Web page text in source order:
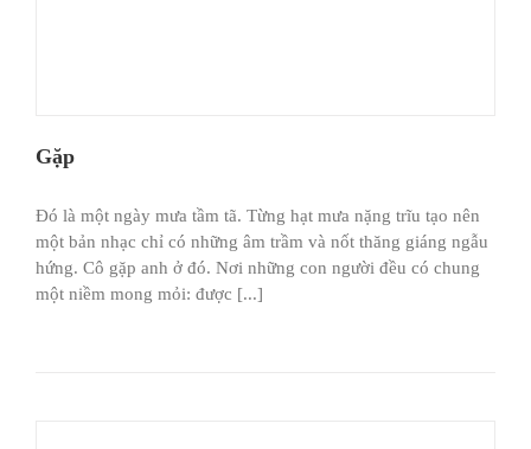
Gặp
Ðó là một ngày mưa tầm tã. Từng hạt mưa nặng trĩu tạo nên
một bản nhạc chỉ có những âm trầm và nốt thăng giáng ngẫu
hứng. Cô gặp anh ở đó. Nơi những con người đều có chung
một niềm mong mỏi: được [...]